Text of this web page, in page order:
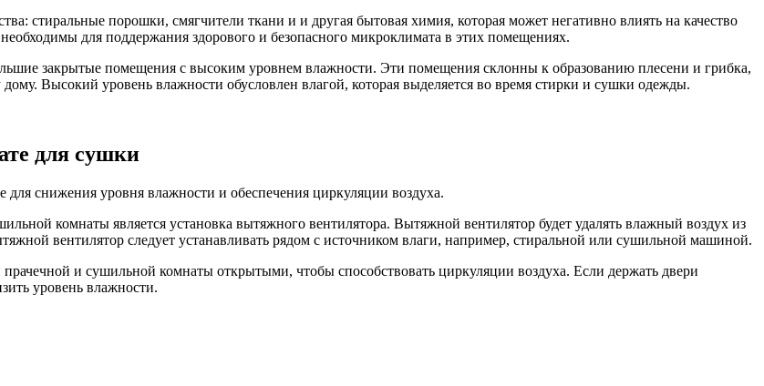
стиральные порошки, смягчители ткани и и другая бытовая химия, которая может негативно влиять на качество
для поддержания здорового и безопасного микроклимата в этих помещениях.
закрытые помещения с высоким уровнем влажности. Эти помещения склонны к образованию плесени и грибка,
Высокий уровень влажности обусловлен влагой, которая выделяется во время стирки и сушки одежды.
для сушки
снижения уровня влажности и обеспечения циркуляции воздуха.
комнаты является установка вытяжного вентилятора. Вытяжной вентилятор будет удалять влажный воздух из
вентилятор следует устанавливать рядом с источником влаги, например, стиральной или сушильной машиной.
и сушильной комнаты открытыми, чтобы способствовать циркуляции воздуха. Если держать двери
уровень влажности.